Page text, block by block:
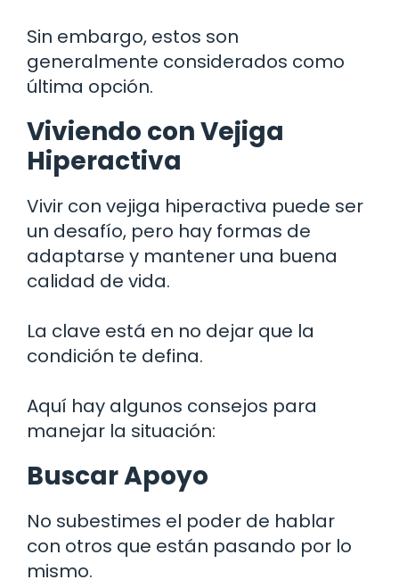
Sin embargo, estos son
generalmente considerados como
última opción.
Viviendo con Vejiga
Hiperactiva
Vivir con vejiga hiperactiva puede ser
un desafío, pero hay formas de
adaptarse y mantener una buena
calidad de vida.
La clave está en no dejar que la
condición te defina.
Aquí hay algunos consejos para
manejar la situación:
Buscar Apoyo
No subestimes el poder de hablar
con otros que están pasando por lo
mismo.